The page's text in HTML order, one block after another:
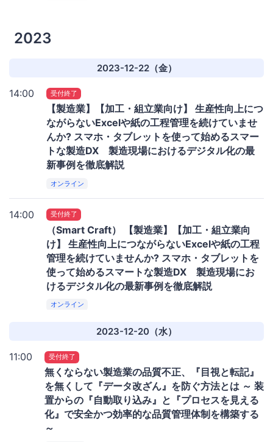
2023
2023-12-22（金）
14:00 受付終了
【製造業】【加工・組立業向け】 生産性向上につ
ながらないExcelや紙の工程管理を続けていませ
んか? スマホ・タブレットを使って始めるスマー
トな製造DX 製造現場におけるデジタル化の最
新事例を徹底解説
オンライン
14:00 受付終了
（Smart Craft） 【製造業】【加工・組立業向
け】 生産性向上につながらないExcelや紙の工程
管理を続けていませんか? スマホ・タブレットを
使って始めるスマートな製造DX 製造現場にお
けるデジタル化の最新事例を徹底解説
オンライン
2023-12-20（水）
11:00 受付終了
無くならない製造業の品質不正、『目視と転記』
を無くして『データ改ざん』を防ぐ方法とは ～ 装
置からの『自動取り込み』と『プロセスを見える
化』で安全かつ効率的な品質管理体制を構築する
～